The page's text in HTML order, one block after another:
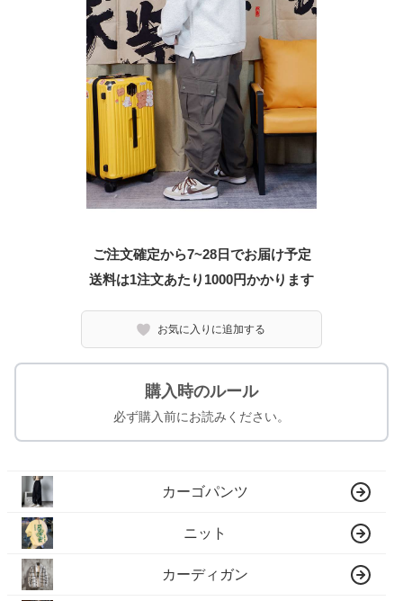
ご注文確定から7~28日でお届け予定
送料は1注文あたり 1000円かかります
お気に入りに追加する
購入時のルール
必ず購入前にお読みください。
カーゴパンツ
ニット
カーディガン